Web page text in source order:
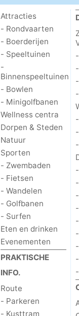
Attracties
- Rondvaarten
- Boerderijen
- Speeltuinen
-
Binnenspeeltuinen
- Bowlen
- Minigolfbanen
Wellness centra
Dorpen & Steden
Natuur
Sporten
- Zwembaden
- Fietsen
- Wandelen
- Golfbanen
- Surfen
Eten en drinken
Evenementen
PRAKTISCHE
INFO.
Route
- Parkeren
- Kusttram